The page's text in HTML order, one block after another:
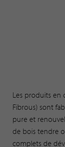
Les produits en
Fibrous) sont
pure et
de bois tendre
complets de